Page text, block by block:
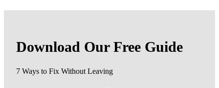
Download Our Free Guide
7 Ways to Fix Without Leaving